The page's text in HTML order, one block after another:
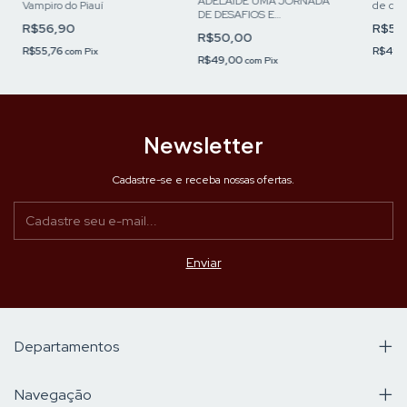
Vampiro do Piauí
R$56,90
R$55,76com Pix
DE DESAFIOS E
DO GURGUEIA
R$50,00
R$49,00com Pix
de
Newsletter
Cadastre-se e receba nossas ofertas.
Departamentos
Navegação